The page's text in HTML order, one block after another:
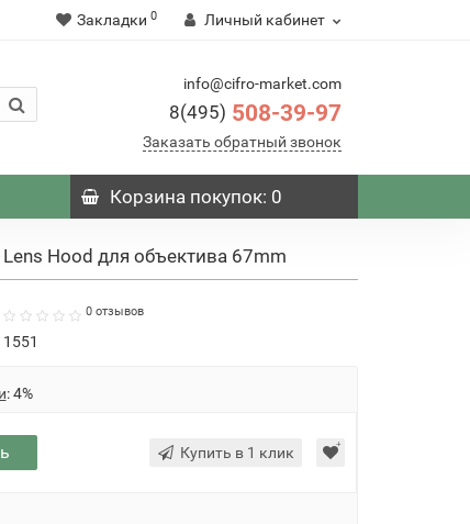
Закладки 0 Личный кабинет
info@cifro-market.com
8(495) 508-39-97
Заказать обратный звонок
Корзинапокупок: 0
Hood для объектива 67mm
0 отзывов
1551
: 4%
Купить в 1 клик